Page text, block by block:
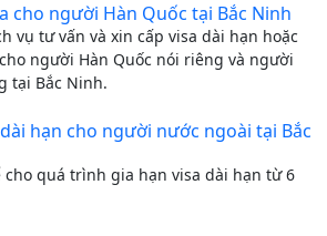
cho người Hàn Quốc tại Bắc Ninh
vụ tư vấn và xin cấp visa dài hạn hoặc
người Hàn Quốc nói riêng và người
tại Bắc Ninh.
hạn cho người nước ngoài tại Bắc
cho quá trình gia hạn visa dài hạn từ 6